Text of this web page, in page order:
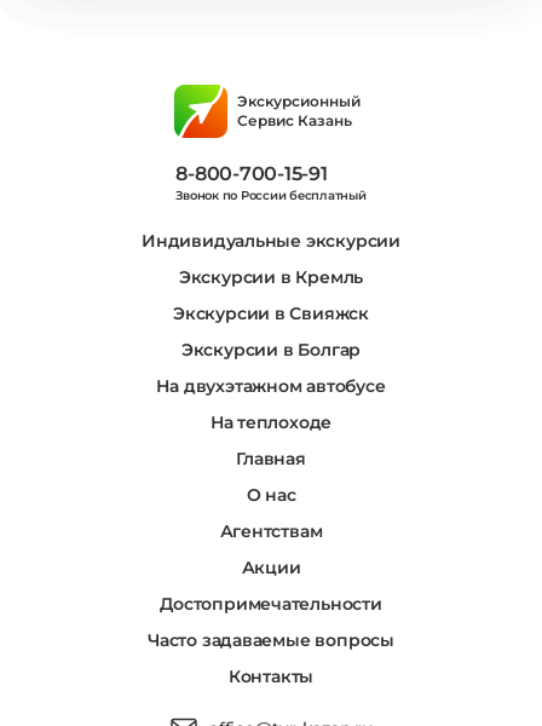
Экскурсионный
Сервис Казань
8-800-700-15-91
Звонок по России бесплатный
Индивидуальные экскурсии
Экскурсии в Кремль
Экскурсии в Свияжск
Экскурсии в Болгар
На двухэтажном автобусе
На теплоходе
Главная
О нас
Агентствам
Акции
Достопримечательности
Часто задаваемые вопросы
Контакты